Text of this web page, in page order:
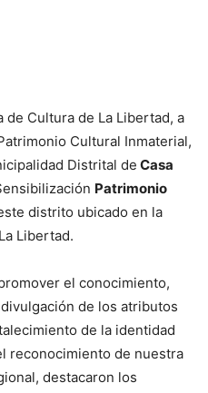
de Cultura de La Libertad, a
Cultural Inmaterial,
Distrital de Casa
Patrimonio
distrito ubicado en la
Libertad.
el conocimiento,
de los atributos
de la identidad
reconocimiento de nuestra
destacaron los